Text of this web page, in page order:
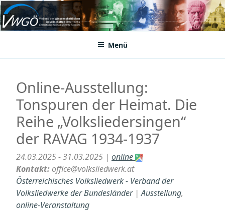
Zum
Inhalt
springenVWGÖ
Federation of Austrian Scientific Societies
Menü
Online-Ausstellung:
Tonspuren der Heimat. Die
Reihe „Volksliedersingen“
der RAVAG 1934-1937
24.03.2025 - 31.03.2025 | online
Kontakt:office@volksliedwerk.at
Österreichisches Volksliedwerk - Verband der
Volksliedwerke der Bundesländer|Ausstellung,
online-Veranstaltung